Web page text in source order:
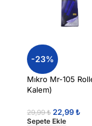
-23%
Mıkro Mr-105
Kalem)
29,99₺ 22,99₺
Sepete Ekle